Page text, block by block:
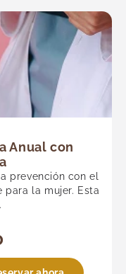
Anual con
prevención con el
la mujer. Esta